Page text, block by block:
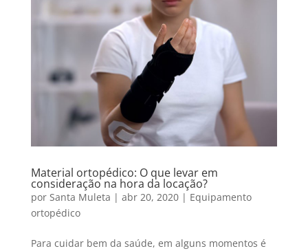
Material ortopédico: O que levar em
consideração na hora da locação?
por Santa Muleta | abr 20, 2020| Equipamento
ortopédico
Para cuidar bem da saúde, em alguns momentos é